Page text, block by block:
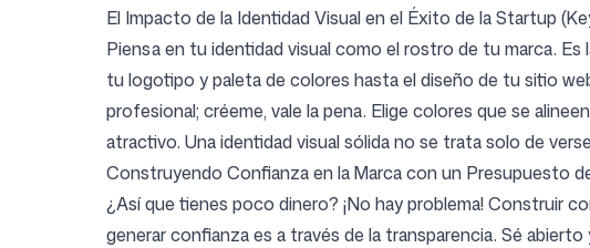
El Impacto de la Identidad Visual en el Éxito de la Startup
Piensa en tu identidad visual como el rostro de tu marca.
tu logotipo y paleta de colores hasta el diseño de tu sitio
profesional; créeme, vale la pena. Elige colores que se
atractivo. Una identidad visual sólida no se trata solo de
Construyendo Confianza en la Marca con un Presupuesto
¿Así que tienes poco dinero? ¡No hay problema! Construir
generar confianza es a través de la transparencia. Sé